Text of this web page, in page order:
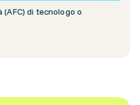
di tecnologo o